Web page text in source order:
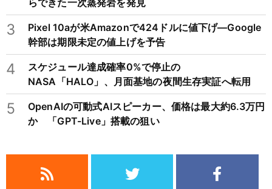
らできた一次蒸発岩を発見
3
Pixel 10aが米Amazonで424ドルに値下げ―Google
幹部は期限未定の値上げを予告
4
スケジュール達成確率0%で停止の
NASA「HALO」、月面基地の夜間生存実証へ転用
5
OpenAIの可動式AIスピーカー、価格は最大約6.3万円
か 「GPT-Live」搭載の狙い